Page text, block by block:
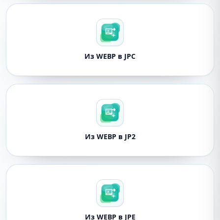
Из WEBP в JPC
Из WEBP в JP2
Из WEBP в JPE